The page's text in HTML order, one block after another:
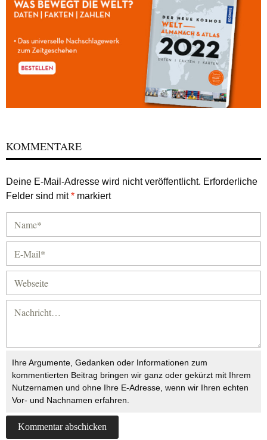
KOMMENTARE
Deine E-Mail-Adresse wird nicht veröffentlicht. Erforderliche
Felder sind mit* markiert
Ihre Argumente, Gedanken oder Informationen zum
kommentierten Beitrag bringen wir ganz oder gekürzt mit Ihrem
Nutzernamen und ohne Ihre E-Adresse, wenn wir Ihren echten
Vor- und Nachnamen erfahren.